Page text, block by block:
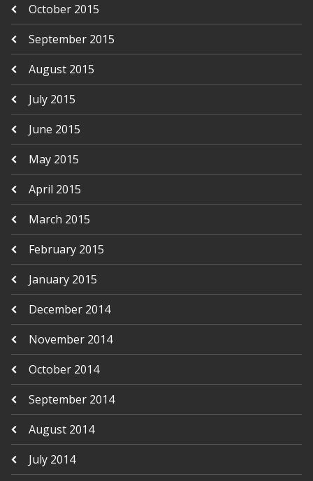
October 2015
September 2015
August 2015
July 2015
June 2015
May 2015
April 2015
March 2015
February 2015
January 2015
December 2014
November 2014
October 2014
September 2014
August 2014
July 2014